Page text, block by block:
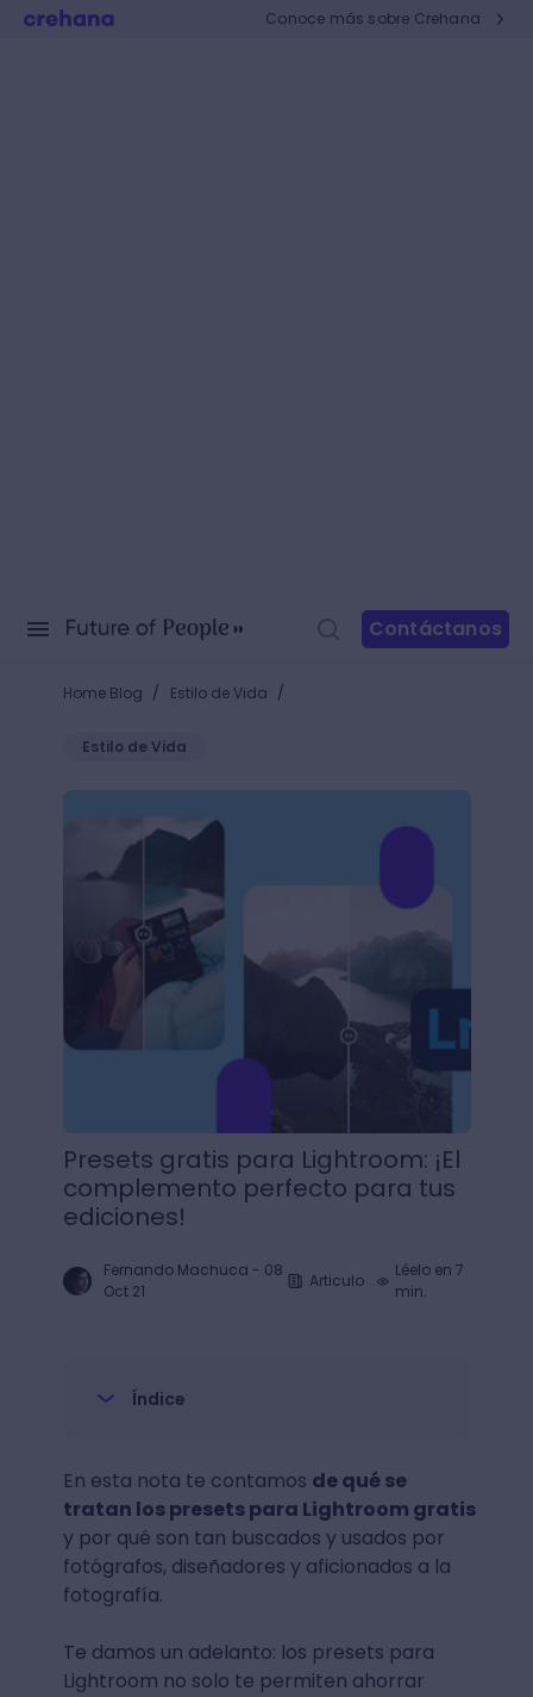
Conoce más sobre Crehana
Contáctanos
Home Blog / Estilo de Vida /
Estilo de Vida
Presets gratis para Lightroom: ¡El
complemento perfecto para tus
ediciones!
Fernando Machuca - 08
Oct 21
Articulo
Léelo en 7
min.
Índice
En esta nota te contamos de qué se
tratan los presets para Lightroom gratis
y por qué son tan buscados y usados por
fotógrafos, diseñadores y aficionados a la
fotografía.
Te damos un adelanto: los presets para
Lightroom no solo te permiten ahorrar